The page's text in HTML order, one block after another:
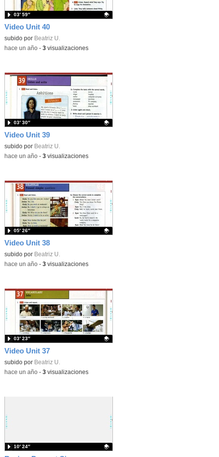
Video Unit 40
Contenido educativo.
subido por Beatriz U.
03′ 59″
-hace un año- 3visualizaciones
Video Unit 39
Contenido educativo.
subido por Beatriz U.
03′ 30″
-hace un año- 3visualizaciones
Video Unit 38
Contenido educativo.
subido por Beatriz U.
05′ 26″
-hace un año- 3visualizaciones
Video Unit 37
Contenido educativo.
subido por Beatriz U.
03′ 23″
-hace un año- 3visualizaciones
10′ 24″